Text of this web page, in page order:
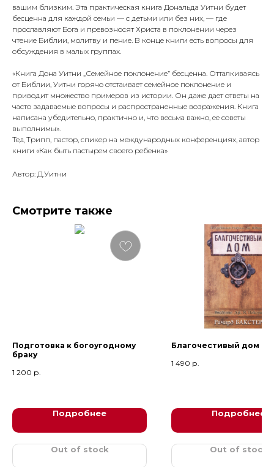
вашим близким. Эта практическая книга Дональда Уитни будет
бесценна для каждой семьи — с детьми или без них, — где
прославляют Бога и превозносят Христа в поклонении через
чтение Библии, молитву и пение. В конце книги есть вопросы для
обсуждения в малых группах.
«Книга Дона Уитни „Семейное поклонение” бесценна. Отталкиваясь
от Библии, Уитни горячо отстаивает семейное поклонение и
приводит множество примеров из истории. Он даже дает ответы на
часто задаваемые вопросы и распространенные возражения. Книга
написана убедительно, практично и, что весьма важно, ее советы
выполнимы».
Тед Трипп, пастор, спикер на международных конференциях, автор
книги «Как быть пастырем своего ребенка»
Автор: Д.Уитни
Смотрите также
Подготовка к богоугодному
браку
1 200 р.
Подробнее
Out of stock
Благочестивый дом
1 490 р.
Подробнее
Out of stock